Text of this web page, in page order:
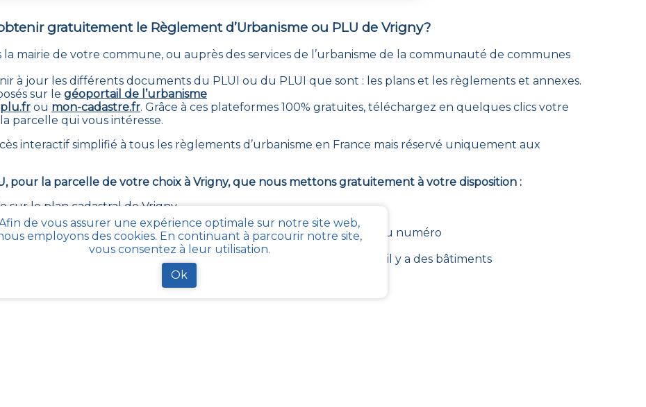
gratuitement le Règlement d’Urbanisme ou PLU de Vrigny?
la mairie de votre commune, ou auprès des services de l’urbanisme de la communauté de communes
à jour les différents documents du PLUI ou du PLUI que sont : les plans et les règlements et annexes.
sur le géoportail de l’urbanisme
ou mon-cadastre.fr. Grâce à ces plateformes 100% gratuites, téléchargez en quelques clics votre
parcelle qui vous intéresse.
interactif simplifié à tous les règlements d’urbanisme en France mais réservé uniquement aux
pour la parcelle de votre choix à Vrigny, que nous mettons gratuitement à votre disposition :
sur le plan cadastral de Vrigny
composé du code Insee de Vrigny, du préfixe, de la section et du numéro
m²
calculée en fonction de la taille des bâtiments qui la composent, s’il y a des bâtiments
la parcelle sur le PLU (plan local d'Urbanisme) de la commune
de vous assurer une expérience optimale sur notre site web,
employons des cookies. En continuant à parcourir notre site,
vous consentez à leur utilisation.
Ok